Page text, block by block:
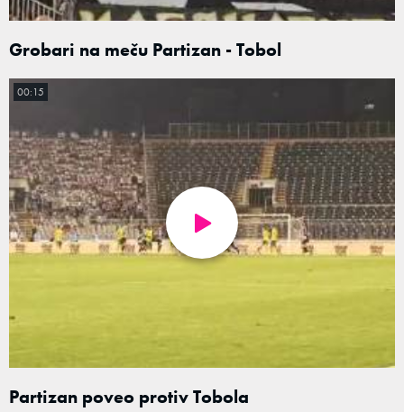
Grobari na meču Partizan - Tobol
Partizan poveo protiv Tobola
00:15